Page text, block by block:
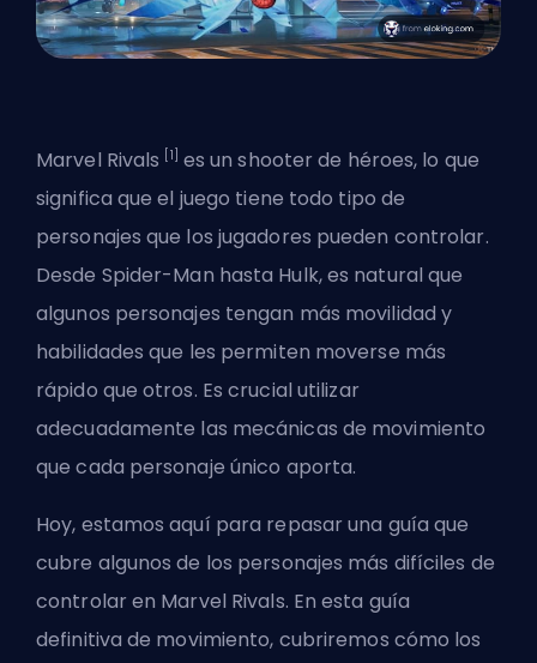
Marvel Rivals [1] es un shooter de héroes, lo que
significa que el juego tiene todo tipo de
personajes que los jugadores pueden controlar.
Desde Spider-Man hasta Hulk, es natural que
algunos personajes tengan más movilidad y
habilidades que les permiten moverse más
rápido que otros. Es crucial utilizar
adecuadamente las mecánicas de movimiento
que cada personaje único aporta.
Hoy, estamos aquí para repasar una guía que
cubre algunos de los personajes más difíciles de
controlar en Marvel Rivals. En esta guía
definitiva de movimiento, cubriremos cómo los